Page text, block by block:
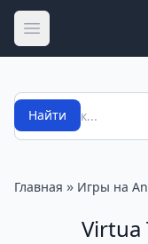
Открыть меню
Поиск
Найти
Главная » Игры на
Virtua